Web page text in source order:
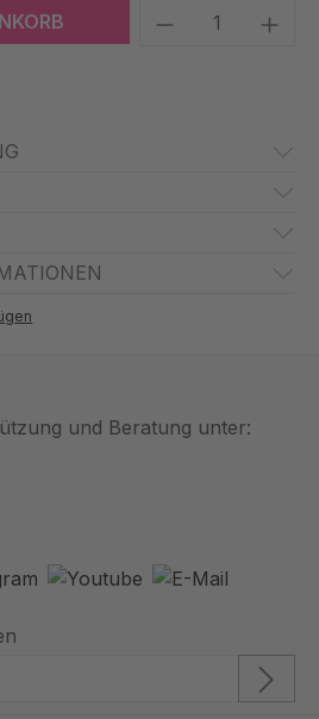
Produkt
und Beratung unter: